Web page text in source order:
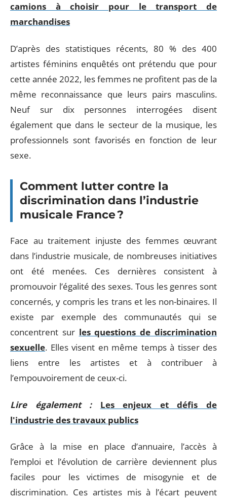
camions à choisir pour le transport de
marchandises
D’après des statistiques récents, 80 % des 400
artistes féminins enquêtés ont prétendu que pour
cette année 2022, les femmes ne profitent pas de la
même reconnaissance que leurs pairs masculins.
Neuf sur dix personnes interrogées disent
également que dans le secteur de la musique, les
professionnels sont favorisés en fonction de leur
sexe.
Comment lutter contre la
discrimination dans l’industrie
musicale France ?
Face au traitement injuste des femmes œuvrant
dans l’industrie musicale, de nombreuses initiatives
ont été menées. Ces dernières consistent à
promouvoir l’égalité des sexes. Tous les genres sont
concernés, y compris les trans et les non-binaires. Il
existe par exemple des communautés qui se
concentrent sur les questions de discrimination
sexuelle. Elles visent en même temps à tisser des
liens entre les artistes et à contribuer à
l’empouvoirement de ceux-ci.
Lire également :
Les enjeux et défis de
l'industrie des travaux publics
Grâce à la mise en place d’annuaire, l’accès à
l’emploi et l’évolution de carrière deviennent plus
faciles pour les victimes de misogynie et de
discrimination. Ces artistes mis à l’écart peuvent